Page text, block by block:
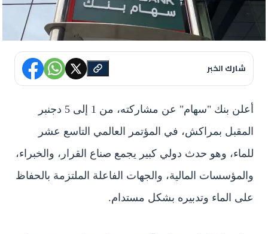
شارك الخبر
أعلن بنك "سهام" عن مشاركته، من 1 إلى 5 دجنبر
المقبل بمراكش، في المؤتمر العالمي التاسع عشر
للماء، وهو حدث دولي كبير يجمع صناع القرار، والخبراء،
والمؤسسات المالية، والجهات الفاعلة الملتزمة بالحفاظ
على الماء وتدبيره بشكل مستدام.